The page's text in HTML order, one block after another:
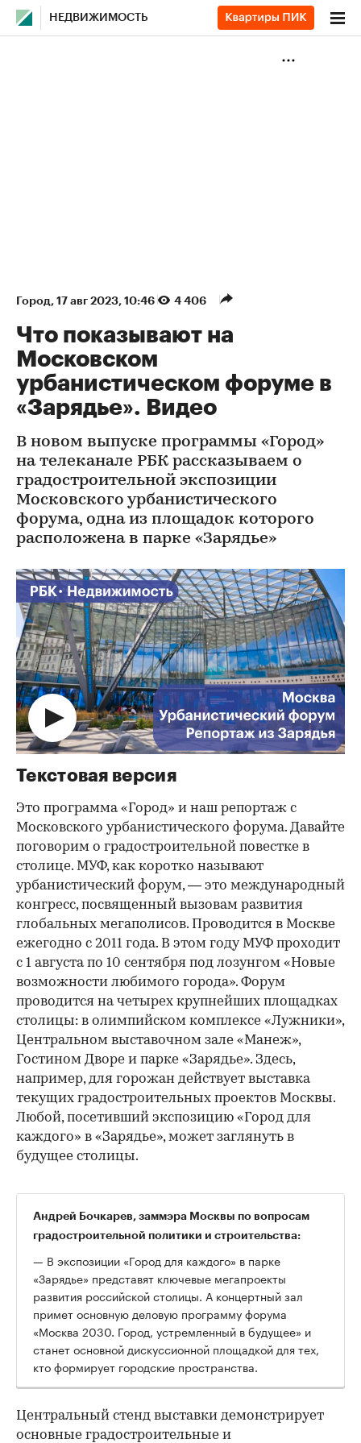
НЕДВИЖИМОСТЬ
Город⁠, 17 авг 2023, 10:46 4 406
Что показывают на
Московском
урбанистическом форуме в
«Зарядье». Видео
В новом выпуске программы «Город»
на телеканале РБК рассказываем о
градостроительной экспозиции
Московского урбанистического
форума, одна из площадок которого
расположена в парке «Зарядье»
Текстовая версия
Это программа «Город» и наш репортаж с
Московского урбанистического форума. Давайте
поговорим о градостроительной повестке в
столице. МУФ, как коротко называют
урбанистический форум, — это международный
конгресс, посвященный вызовам развития
глобальных мегаполисов. Проводится в Москве
ежегодно с 2011 года. В этом году МУФ проходит
с 1 августа по 10 сентября под лозунгом «Новые
возможности любимого города». Форум
проводится на четырех крупнейших площадках
столицы: в олимпийском комплексе «Лужники»,
Центральном выставочном зале «Манеж»,
Гостином Дворе и парке «Зарядье». Здесь,
например, для горожан действует выставка
текущих градостроительных проектов Москвы.
Любой, посетивший экспозицию «Город для
каждого» в «Зарядье», может заглянуть в
будущее столицы.
00:00 00:00
Андрей Бочкарев, заммэра Москвы по вопросам
градостроительной политики и строительства:
— В экспозиции «Город для каждого» в парке
«Зарядье» представят ключевые мегапроекты
развития российской столицы. А концертный зал
примет основную деловую программу форума
«Москва 2030. Город, устремленный в будущее» и
станет основной дискуссионной площадкой для тех,
кто формирует городские пространства.
Центральный стенд выставки демонстрирует
основные градостроительные и